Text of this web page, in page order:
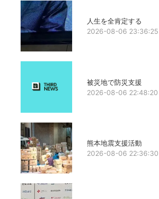
人生を全肯定する
2026-08-06 23:36:25
被災地で防災支援
2026-08-06 22:48:20
熊本地震支援活動
2026-08-06 22:36:30